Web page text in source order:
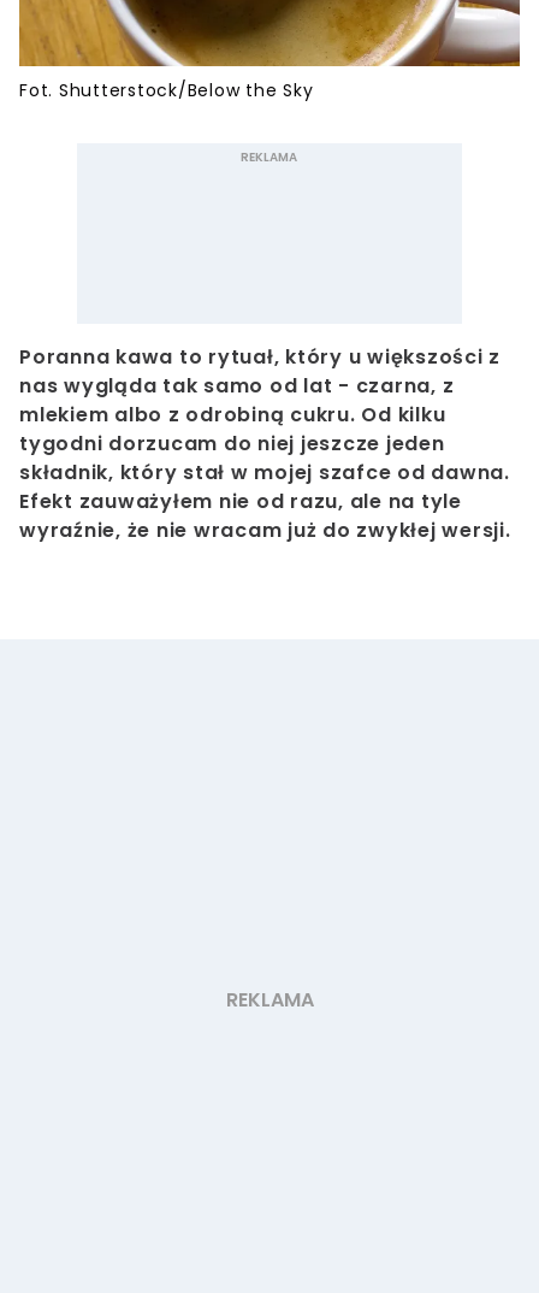
Fot. Shutterstock/Below the Sky
Poranna kawa to rytuał, który u większości z
nas wygląda tak samo od lat - czarna, z
mlekiem albo z odrobiną cukru. Od kilku
tygodni dorzucam do niej jeszcze jeden
składnik, który stał w mojej szafce od dawna.
Efekt zauważyłem nie od razu, ale na tyle
wyraźnie, że nie wracam już do zwykłej wersji.